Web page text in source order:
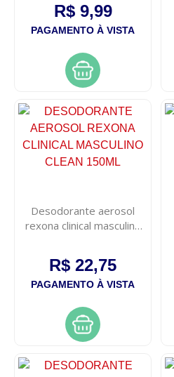
R$ 9,99
PAGAMENTO À VISTA
Desodorante aerosol
rexona clinical masculino
R$ 22,75
PAGAMENTO À VISTA